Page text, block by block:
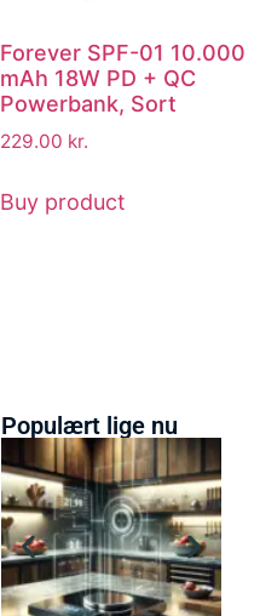
Forever SPF-01 10.000
mAh 18W PD + QC
Powerbank, Sort
229.00 kr.
Buy product
Populært lige nu